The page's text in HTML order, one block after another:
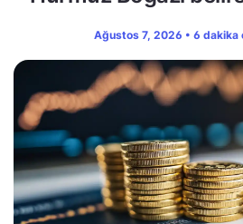
Ağustos 7, 2026 • 6 dakika